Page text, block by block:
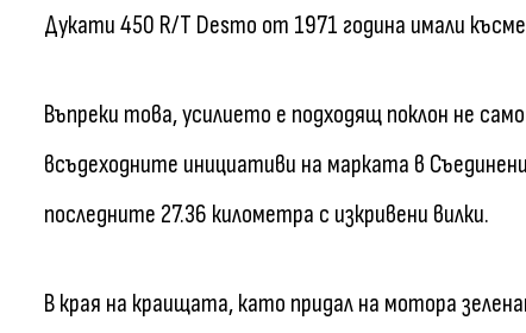
Дукати 450 R/T Desmo от 1971 година имали
Въпреки това, усилието е подходящ поклон не
всъдеходните инициативи на марката в
последните 27.36 километра с изкривени вилки.
В края на краищата, като придал на мотора